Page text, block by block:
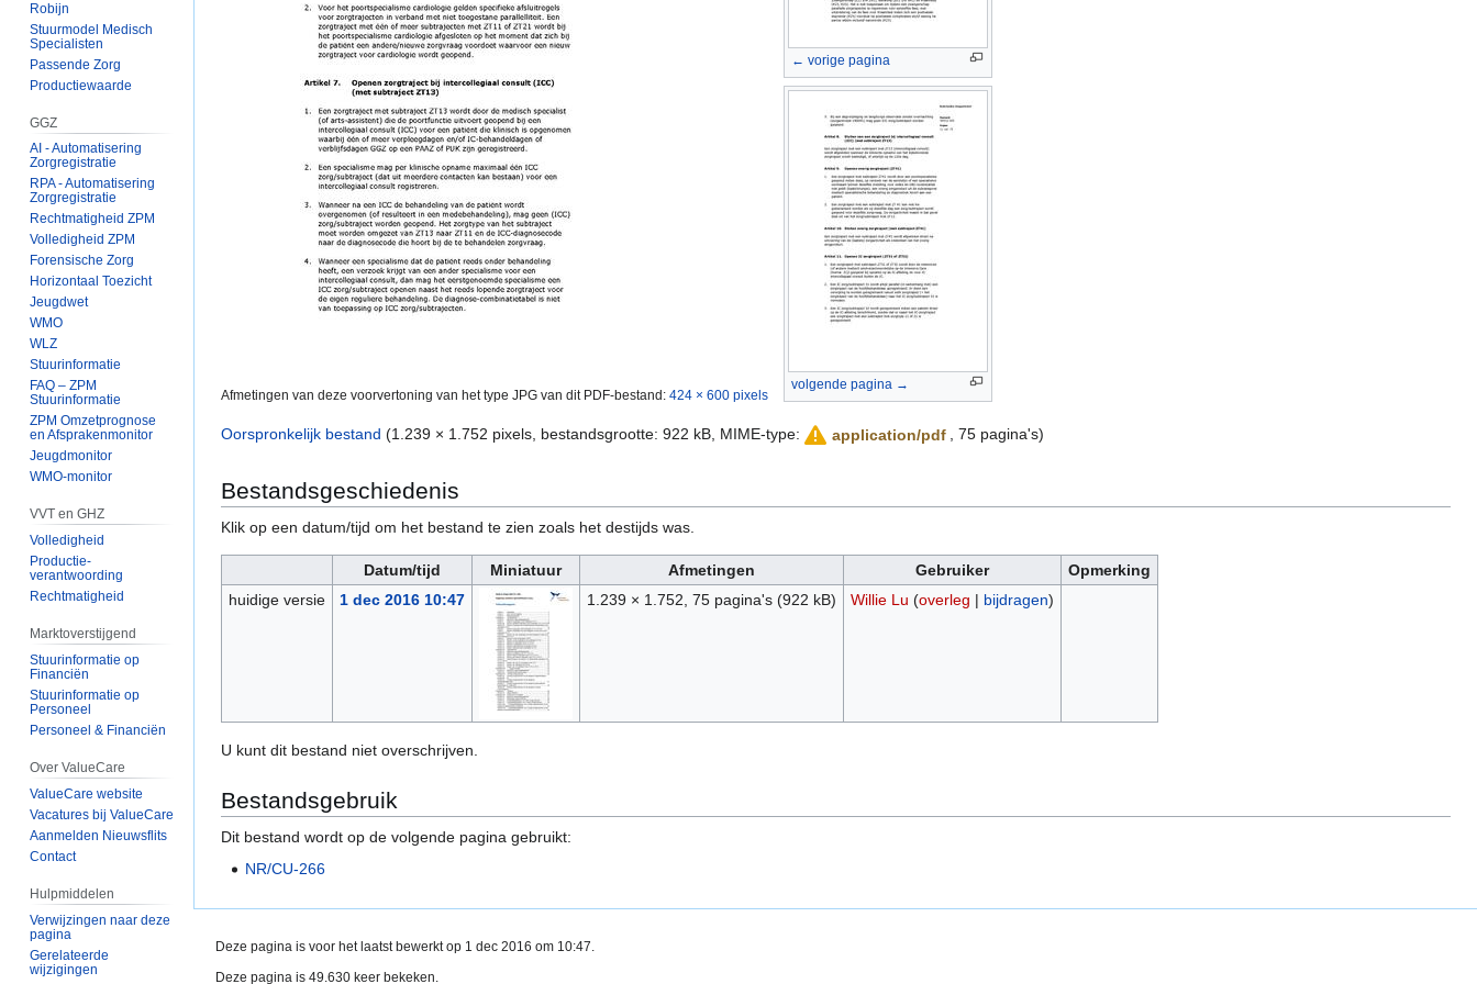
Afmetingen van deze voorvertoning van het type JPG van dit PDF-bestand: 424 × 600 pixels
← vorige pagina
volgende pagina →
Oorspronkelijk bestand (1.239 × 1.752 pixels, bestandsgrootte: 922 kB, MIME-type: application/pdf , 75 pagina's)
Bestandsgeschiedenis
Klik op een datum/tijd om het bestand te zien zoals het destijds was.
Datum/tijd Miniatuur Afmetingen Gebruiker
Opmerking
huidige versie
1 dec 2016 10:47 1.239 × 1.752, 75 pagina's (922 kB) Willie Lu (overleg | bijdragen)
U kunt dit bestand niet overschrijven.
Bestandsgebruik
Dit bestand wordt op de volgende pagina gebruikt:
NR/CU-266
Robijn
Stuurmodel Medisch
Specialisten
Passende Zorg
Productiewaarde
GGZ
AI - Automatisering
Zorgregistratie
RPA - Automatisering
Zorgregistratie
Rechtmatigheid ZPM
Volledigheid ZPM
Forensische Zorg
Horizontaal Toezicht
Jeugdwet
WMO
WLZ
Stuurinformatie
FAQ – ZPM
Stuurinformatie
ZPM Omzetprognose
en Afsprakenmonitor
Jeugdmonitor
WMO-monitor
VVT en GHZ
Volledigheid
Productie-
verantwoording
Rechtmatigheid
Marktoverstijgend
Stuurinformatie op
Financiën
Stuurinformatie op
Personeel
Personeel & Financiën
Over ValueCare
ValueCare website
Vacatures bij ValueCare
Aanmelden Nieuwsflits
Contact
Hulpmiddelen
Verwijzingen naar deze
pagina
Gerelateerde
wijzigingen
Deze pagina is voor het laatst bewerkt op 1 dec 2016 om 10:47.
Deze pagina is 49.630 keer bekeken.